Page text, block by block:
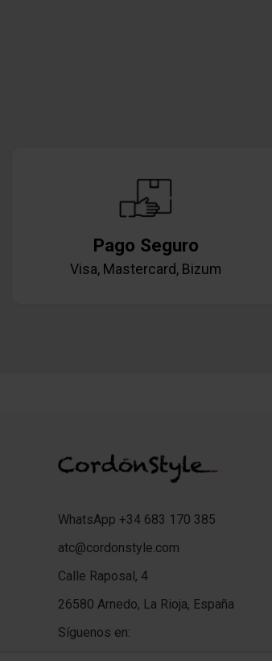
Pago Seguro
Visa, Mastercard, Bizum
WhatsApp +34 683 170 385
atc@cordonstyle.com
Calle Raposal, 4
26580 Arnedo, La Rioja, España
Síguenos en: